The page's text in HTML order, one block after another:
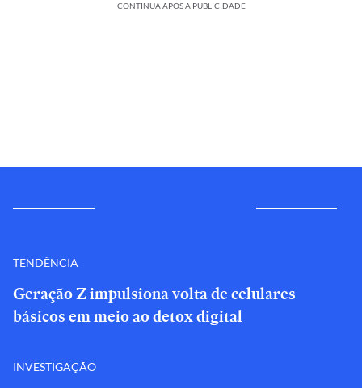
CONTINUA APÓS A PUBLICIDADE
TENDÊNCIA
Geração Z impulsiona volta de celulares
básicos em meio ao detox digital
INVESTIGAÇÃO